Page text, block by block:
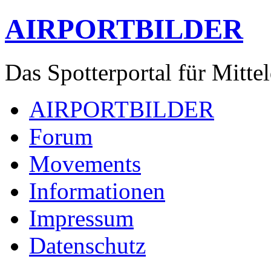
AIRPORTBILDER
Das Spotterportal für
AIRPORTBILDER
Forum
Movements
Informationen
Impressum
Datenschutz